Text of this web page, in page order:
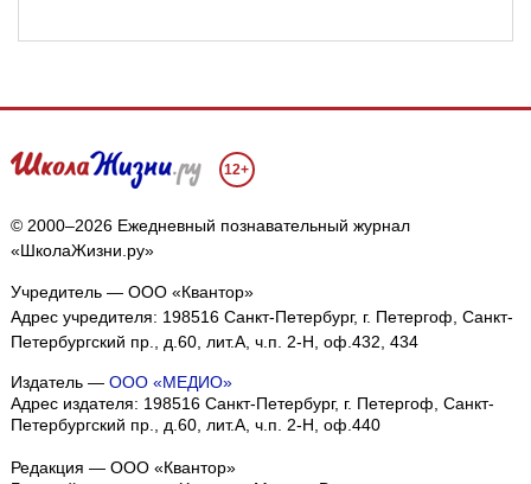
12+
© 2000–2026 Ежедневный познавательный журнал
«ШколаЖизни.ру»
Учредитель — ООО «Квантор»
Адрес учредителя: 198516 Санкт-Петербург, г. Петергоф, Санкт-
Петербургский пр., д.60, лит.А, ч.п. 2-Н, оф.432, 434
Издатель — ООО «МЕДИО»
Адрес издателя: 198516 Санкт-Петербург, г. Петергоф, Санкт-
Петербургский пр., д.60, лит.А, ч.п. 2-Н, оф.440
Редакция — ООО «Квантор»